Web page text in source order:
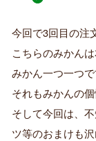
証
済
み
購
者
今回で3回目の注
こちらのみかん
みかん一つ一つ
それもみかんの
そして今回は、
ツ等のおまけも